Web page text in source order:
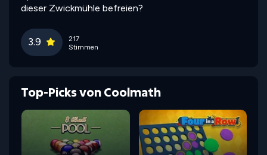
dieser Zwickmühle befreien?
3.9
217
Stimmen
Top-Picks von Coolmath